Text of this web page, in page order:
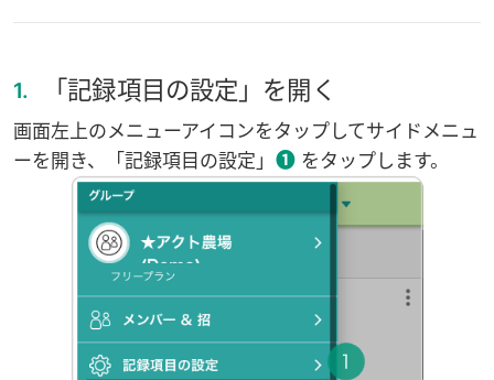
1. 「記録項目の設定」を開く
画面左上のメニューアイコンをタップしてサイドメニュ
ーを開き、「記録項目の設定」 ❶ をタップします。